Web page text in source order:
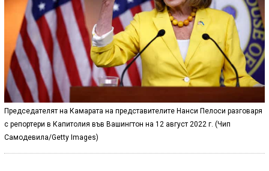
Председателят на Камарата на представителите Нанси Пелоси разговаря
с репортери в Капитолия във Вашингтон на 12 август 2022 г. (Чип
Самодевила/Getty Images)